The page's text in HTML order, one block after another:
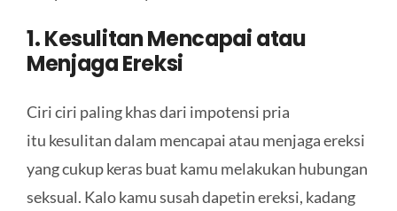
1. Kesulitan Mencapai atau
Menjaga Ereksi
Ciri ciri paling khas dari impotensi pria
itu kesulitan dalam mencapai atau menjaga ereksi
yang cukup keras buat kamu melakukan hubungan
seksual. Kalo kamu susah dapetin ereksi, kadang